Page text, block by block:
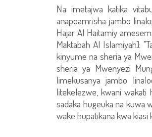
Na imetajwa katika
anapoamrisha jambo
Hajar Al Haitamiy
Maktabah Al Islamiyah]:
kinyume na sheria ya
sheria ya Mwenyezi
limekusanya jambo
litekelezwe, kwani wakati
sadaka hugeuka na kuwa
wake hupatikana kwa